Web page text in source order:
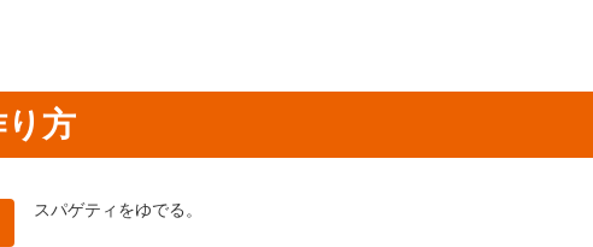
り方
作り方1：
スパゲティをゆでる。